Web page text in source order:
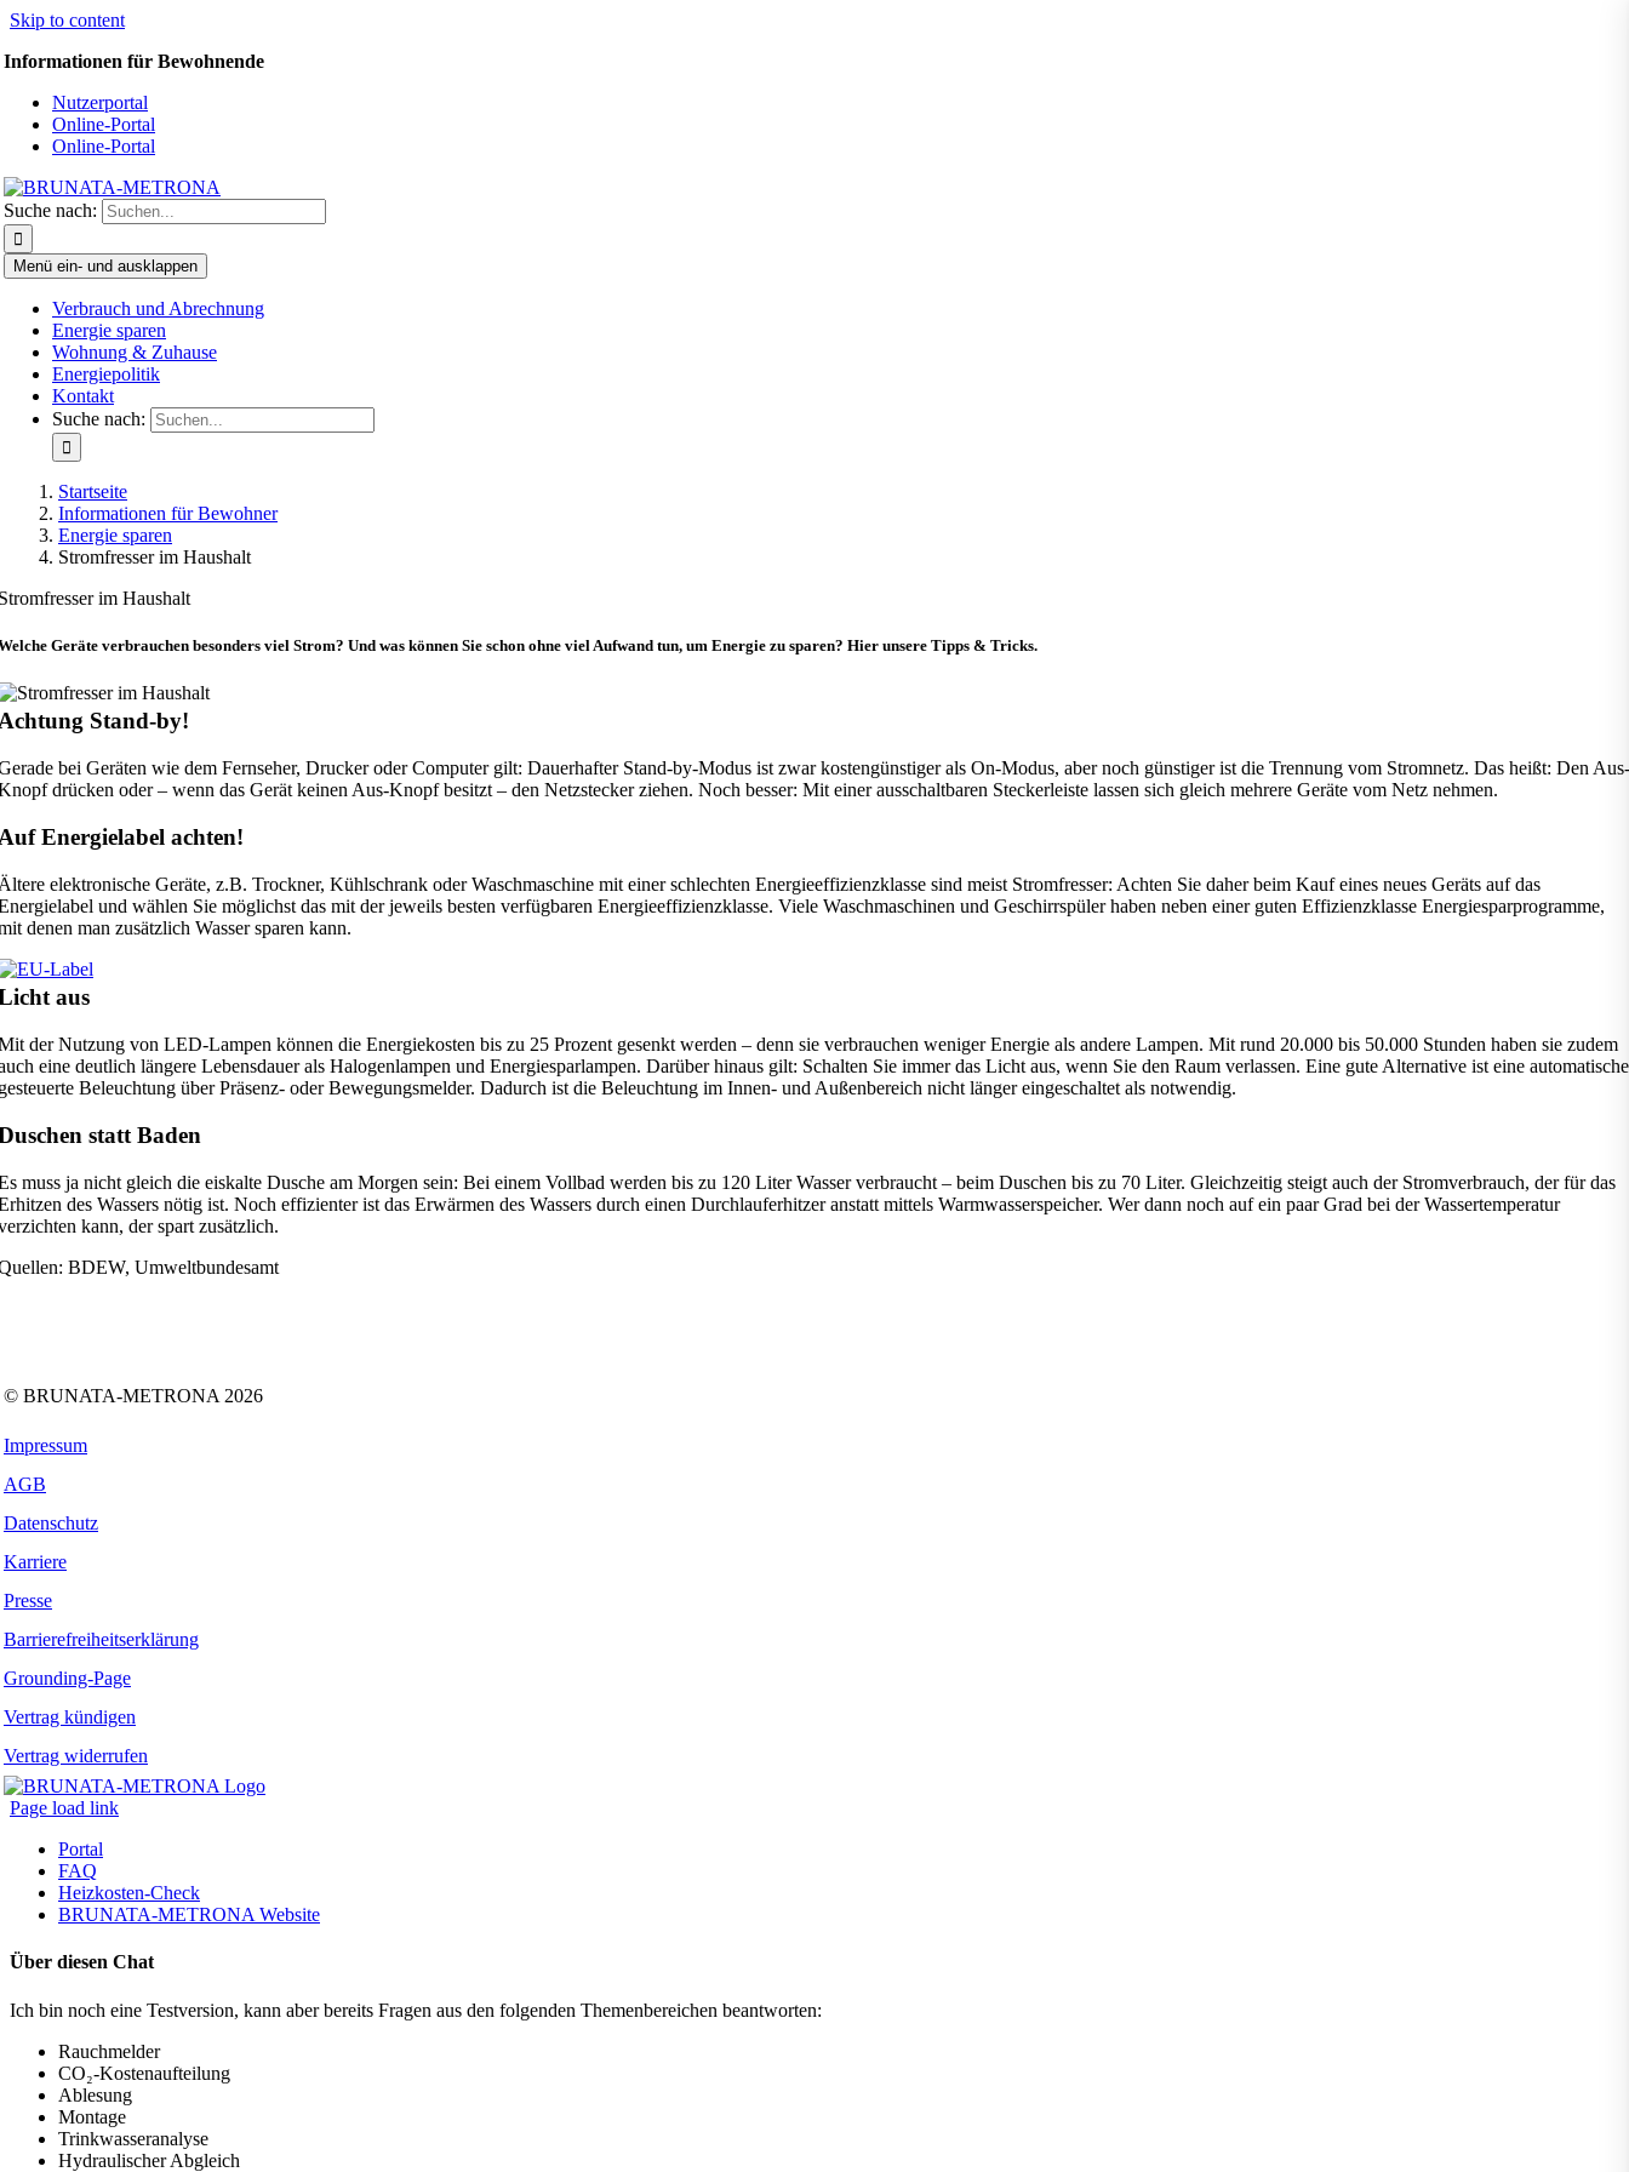
Skip to content
Informationen für Bewohnende
Nutzerportal
Online-Portal
Online-Portal
Suche nach:
Menü ein- und ausklappen
Verbrauch und Abrechnung
Energie sparen
Wohnung & Zuhause
Energiepolitik
Kontakt
Suche nach:
Startseite
Informationen für Bewohner
Energie sparen
Stromfresser im Haushalt
im Haushalt
Geräte verbrauchen besonders viel Strom? Und was können Sie schon ohne viel Aufwand tun, um Energie zu sparen? Hier unsere Tipps & Tricks.
Stand-by!
bei Geräten wie dem Fernseher, Drucker oder Computer gilt: Dauerhafter Stand-by-Modus ist zwar kostengünstiger als On-Modus, aber noch günstiger ist die Trennung vom Stromnetz. Das heißt: Den Aus-
drücken oder – wenn das Gerät keinen Aus-Knopf besitzt – den Netzstecker ziehen. Noch besser: Mit einer ausschaltbaren Steckerleiste lassen sich gleich mehrere Geräte vom Netz nehmen.
Energielabel achten!
elektronische Geräte, z.B. Trockner, Kühlschrank oder Waschmaschine mit einer schlechten Energieeffizienzklasse sind meist Stromfresser: Achten Sie daher beim Kauf eines neues Geräts auf das
und wählen Sie möglichst das mit der jeweils besten verfügbaren Energieeffizienzklasse. Viele Waschmaschinen und Geschirrspüler haben neben einer guten Effizienzklasse Energiesparprogramme,
denen man zusätzlich Wasser sparen kann.
aus
der Nutzung von LED-Lampen können die Energiekosten bis zu 25 Prozent gesenkt werden – denn sie verbrauchen weniger Energie als andere Lampen. Mit rund 20.000 bis 50.000 Stunden haben sie zudem
eine deutlich längere Lebensdauer als Halogenlampen und Energiesparlampen. Darüber hinaus gilt: Schalten Sie immer das Licht aus, wenn Sie den Raum verlassen. Eine gute Alternative ist eine automatische
Beleuchtung über Präsenz- oder Bewegungsmelder. Dadurch ist die Beleuchtung im Innen- und Außenbereich nicht länger eingeschaltet als notwendig.
statt Baden
muss ja nicht gleich die eiskalte Dusche am Morgen sein: Bei einem Vollbad werden bis zu 120 Liter Wasser verbraucht – beim Duschen bis zu 70 Liter. Gleichzeitig steigt auch der Stromverbrauch, der für das
des Wassers nötig ist. Noch effizienter ist das Erwärmen des Wassers durch einen Durchlauferhitzer anstatt mittels Warmwasserspeicher. Wer dann noch auf ein paar Grad bei der Wassertemperatur
kann, der spart zusätzlich.
BDEW, Umweltbundesamt
© BRUNATA-METRONA 2026
Impressum
AGB
Datenschutz
Karriere
Presse
Barrierefreiheitserklärung
Grounding-Page
Vertrag kündigen
Vertrag widerrufen
Page load link
Portal
FAQ
Heizkosten-Check
BRUNATA-METRONA Website
Über diesen Chat
Ich bin noch eine Testversion, kann aber bereits Fragen aus den folgenden Themenbereichen beantworten:
Rauchmelder
CO₂-Kostenaufteilung
Ablesung
Montage
Trinkwasseranalyse
Hydraulischer Abgleich